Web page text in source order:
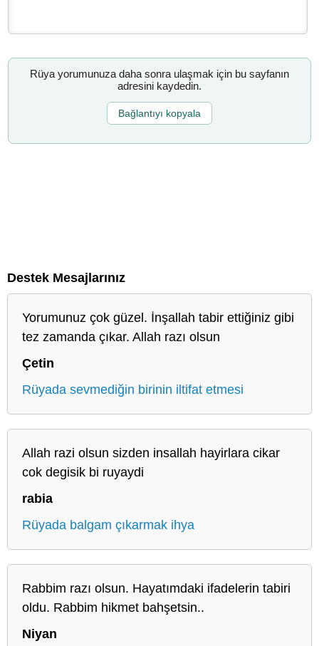
Rüya yorumunuza daha sonra ulaşmak için bu sayfanın
adresini kaydedin.
Bağlantıyı kopyala
Destek Mesajlarınız
Yorumunuz çok güzel. İnşallah tabir ettiğiniz gibi
tez zamanda çıkar. Allah razı olsun
Çetin
Rüyada sevmediğin birinin iltifat etmesi
Allah razi olsun sizden insallah hayirlara cikar
cok degisik bi ruyaydi
rabia
Rüyada balgam çıkarmak ihya
Rabbim razı olsun. Hayatımdaki ifadelerin tabiri
oldu. Rabbim hikmet bahşetsin..
Niyan